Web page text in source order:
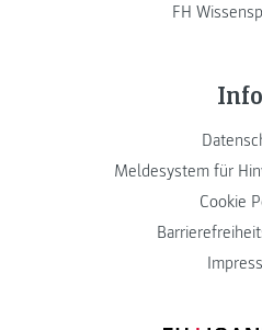
FH
Meldesystem für
Cookie